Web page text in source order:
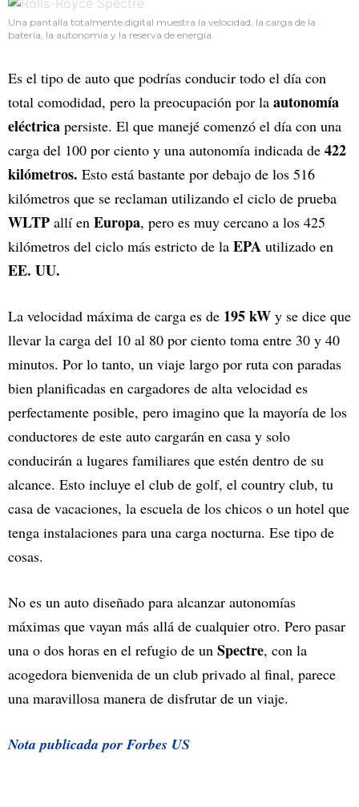
Una pantalla totalmente digital muestra la velocidad, la carga de la
batería, la autonomía y la reserva de energía.
Es el tipo de auto que podrías conducir todo el día con
total comodidad, pero la preocupación por la autonomía
eléctrica persiste. El que manejé comenzó el día con una
carga del 100 por ciento y una autonomía indicada de 422
kilómetros. Esto está bastante por debajo de los 516
kilómetros que se reclaman utilizando el ciclo de prueba
WLTP allí en Europa, pero es muy cercano a los 425
kilómetros del ciclo más estricto de la EPA utilizado en
EE. UU.
La velocidad máxima de carga es de 195 kW y se dice que
llevar la carga del 10 al 80 por ciento toma entre 30 y 40
minutos. Por lo tanto, un viaje largo por ruta con paradas
bien planificadas en cargadores de alta velocidad es
perfectamente posible, pero imagino que la mayoría de los
conductores de este auto cargarán en casa y solo
conducirán a lugares familiares que estén dentro de su
alcance. Esto incluye el club de golf, el country club, tu
casa de vacaciones, la escuela de los chicos o un hotel que
tenga instalaciones para una carga nocturna. Ese tipo de
cosas.
No es un auto diseñado para alcanzar autonomías
máximas que vayan más allá de cualquier otro. Pero pasar
una o dos horas en el refugio de un Spectre, con la
acogedora bienvenida de un club privado al final, parece
una maravillosa manera de disfrutar de un viaje.
Nota publicada por Forbes US